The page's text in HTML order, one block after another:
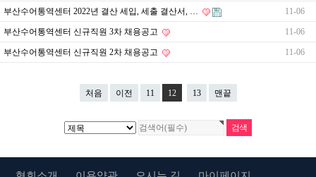
부산수어통역센터 2022년 결산 세입, 세출 결산서, … 11-06
부산수어통역센터 신규직원 3차 채용공고 11-06
부산수어통역센터 신규직원 2차 채용공고 11-06
처음 이전 11 12 13 맨끝